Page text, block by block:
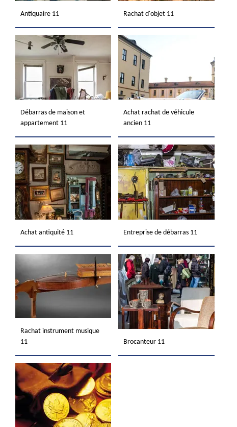
Antiquaire 11 Rachat d'objet 11
Débarras de maison et
appartement 11
Achat rachat de véhicule
ancien 11
Achat antiquité 11 Entreprise de débarras 11
Rachat instrument musique
11
Brocanteur 11